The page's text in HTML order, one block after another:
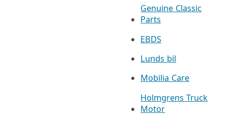
Genuine Classic
Parts
EBDS
Lunds bil
Mobilia Care
Holmgrens Truck
Motor